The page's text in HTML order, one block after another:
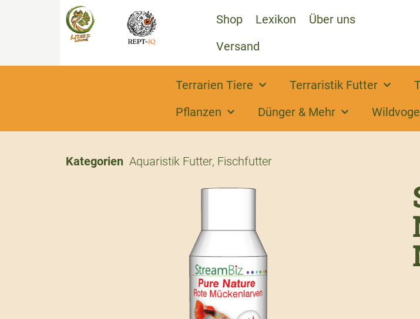
Shop Lexikon
Über uns
Versand
Terrarien Tiere Terraristik Futter
Pflanzen
Dünger & Mehr
Kategorien Aquaristik Futter, Fischfutter